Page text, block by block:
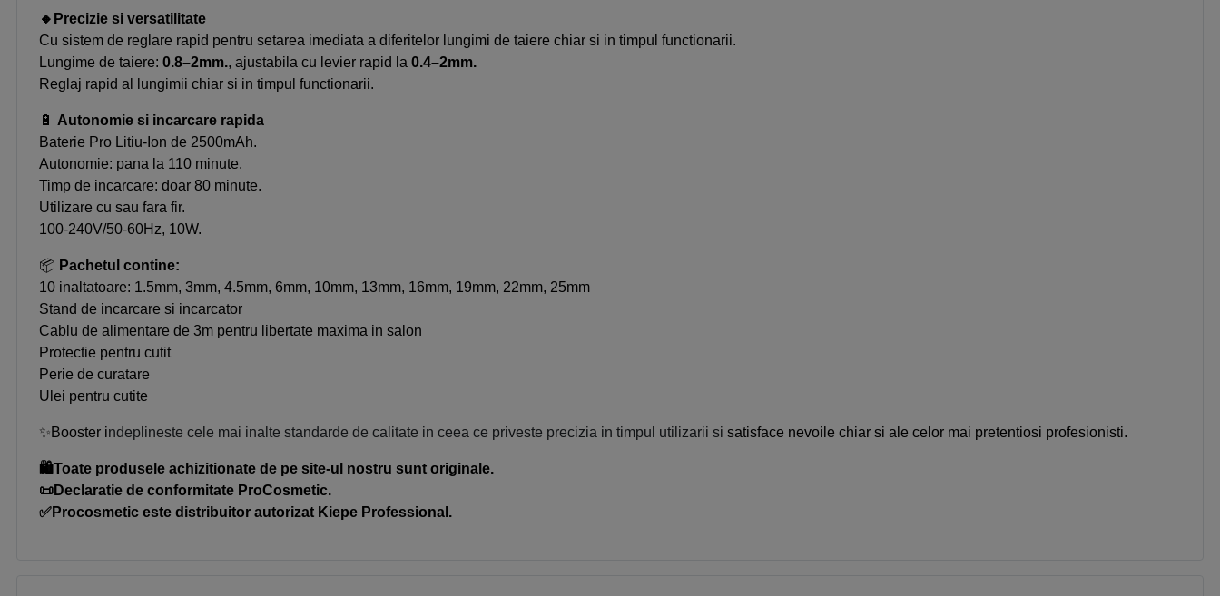
🔸 Precizie si versatilitate
Cu sistem de reglare rapid pentru setarea imediata a diferitelor lungimi de taiere chiar si in timpul functionarii.
Lungime de taiere: 0.8–2mm., ajustabila cu levier rapid la 0.4–2mm.
Reglaj rapid al lungimii chiar si in timpul functionarii.
🔋 Autonomie si incarcare rapida
Baterie Pro Litiu-Ion de 2500mAh.
Autonomie: pana la 110 minute.
Timp de incarcare: doar 80 minute.
Utilizare cu sau fara fir.
100-240V/50-60Hz, 10W.
📦 Pachetul contine:
10 inaltatoare: 1.5mm, 3mm, 4.5mm, 6mm, 10mm, 13mm, 16mm, 19mm, 22mm, 25mm
Stand de incarcare si incarcator
Cablu de alimentare de 3m pentru libertate maxima in salon
Protectie pentru cutit
Perie de curatare
Ulei pentru cutite
✨Booster indeplineste cele mai inalte standarde de calitate in ceea ce priveste precizia in timpul utilizarii si satisface nevoile chiar si ale celor mai pretentiosi profesionisti.
🛍️Toate produsele achizitionate de pe site-ul nostru sunt originale.
📜Declaratie de conformitate ProCosmetic.
✅Procosmetic este distribuitor autorizat Kiepe Professional.